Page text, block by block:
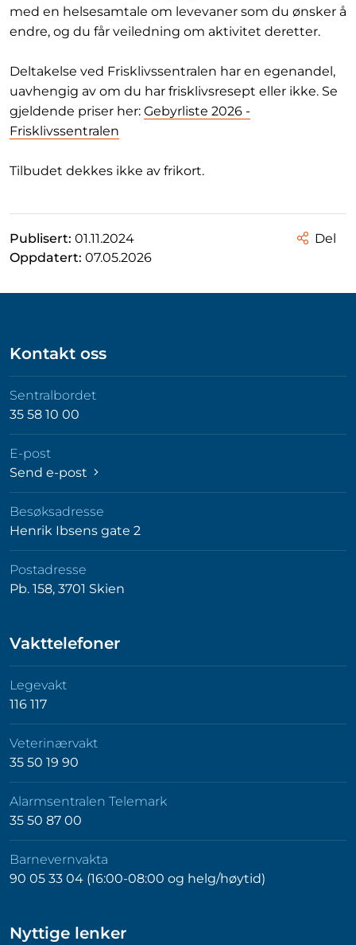
med en helsesamtale om levevaner som du ønsker å
endre, og du får veiledning om aktivitet deretter.
Deltakelse ved Frisklivssentralen har en egenandel,
uavhengig av om du har frisklivsresept eller ikke. Se
gjeldende priser her: Gebyrliste 2026 -
Frisklivssentralen
Tilbudet dekkes ikke av frikort.
Publisert: 01.11.2024
Oppdatert: 07.05.2026
Del
Kontakt oss
Sentralbordet
35 58 10 00
E-post
Send e-post
Besøksadresse
Henrik Ibsens gate 2
Postadresse
Pb. 158, 3701 Skien
Vakttelefoner
Legevakt
116 117
Veterinærvakt
35 50 19 90
Alarmsentralen Telemark
35 50 87 00
Barnevernvakta
90 05 33 04 (16:00-08:00 og helg/høytid)
Nyttige lenker